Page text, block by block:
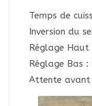
Temps de
Inversion du
Réglage Haut
Réglage Bas :
Attente avant